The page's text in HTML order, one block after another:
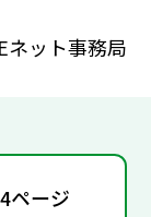
ット事務局
ページ